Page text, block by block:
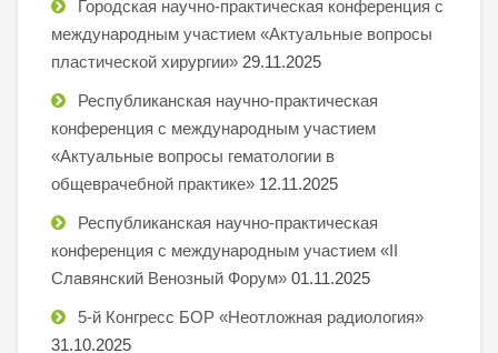
Городская научно-практическая конференция с
международным участием «Актуальные вопросы
пластической хирургии» 29.11.2025
Республиканская научно-практическая
конференция с международным участием
«Актуальные вопросы гематологии в
общеврачебной практике» 12.11.2025
Республиканская научно-практическая
конференция с международным участием «II
Славянский Венозный Форум» 01.11.2025
5-й Конгресс БОР «Неотложная радиология»
31.10.2025